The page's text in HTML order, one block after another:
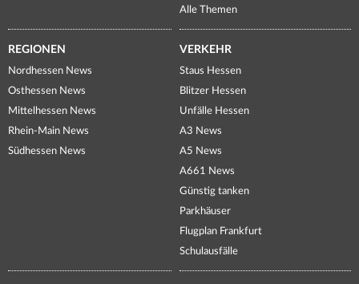
Alle Themen
REGIONEN
Nordhessen News
Osthessen News
Mittelhessen News
Rhein-Main News
Südhessen News
VERKEHR
Staus Hessen
Blitzer Hessen
Unfälle Hessen
A3 News
A5 News
A661 News
Günstig tanken
Parkhäuser
Flugplan Frankfurt
Schulausfälle